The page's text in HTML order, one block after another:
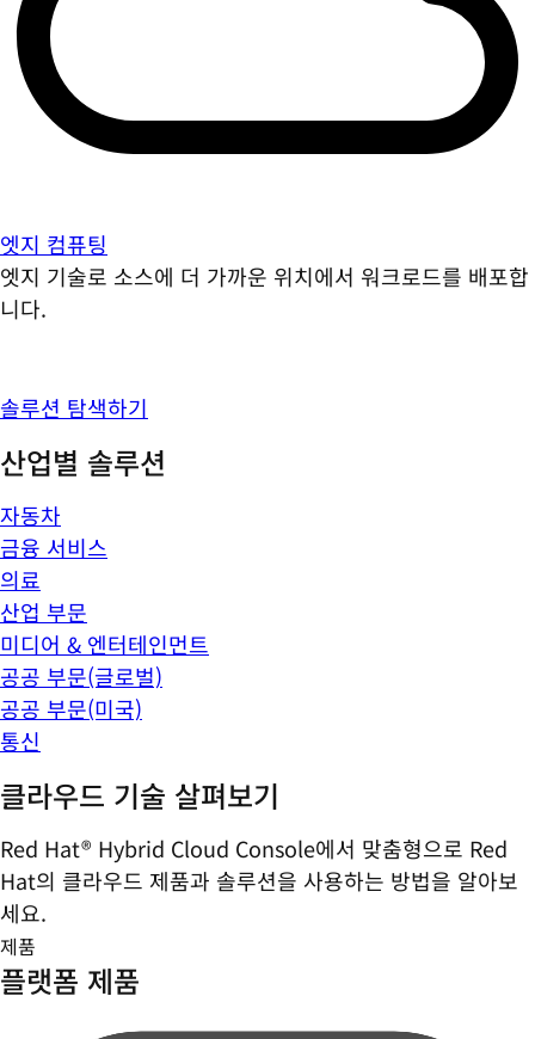
엣지 컴퓨팅
엣지 기술로 소스에 더 가까운 위치에서 워크로드를 배포합
니다.
솔루션 탐색하기
산업별 솔루션
자동차
금융 서비스
의료
산업 부문
미디어 & 엔터테인먼트
공공 부문(글로벌)
공공 부문(미국)
통신
클라우드 기술 살펴보기
Red Hat® Hybrid Cloud Console에서 맞춤형으로 Red
Hat의 클라우드 제품과 솔루션을 사용하는 방법을 알아보
세요.
제품
플랫폼 제품